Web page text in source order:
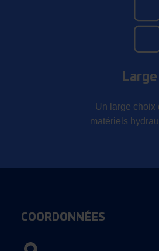
Un large choix
matériels
COORDONNÉES